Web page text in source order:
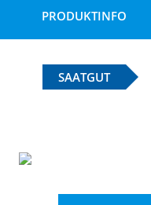
PRODUKTINFO
SAATGUT